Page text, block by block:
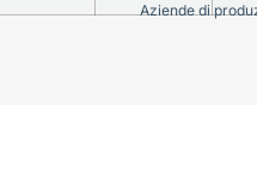
Aziende di